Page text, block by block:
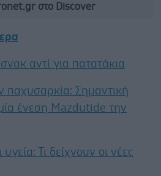
στο Discover
αντί για πατατάκια
παχυσαρκία: Σημαντική
ένεση Mazdutide την
Τι δείχνουν οι νέες